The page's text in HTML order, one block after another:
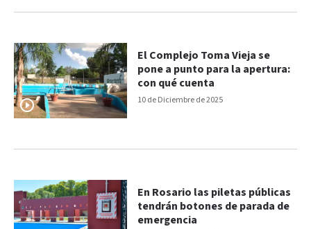
10 de Diciembre de 2025
El Complejo Toma Vieja se
pone a punto para la apertura:
con qué cuenta
En Rosario las piletas públicas
tendrán botones de parada de
emergencia